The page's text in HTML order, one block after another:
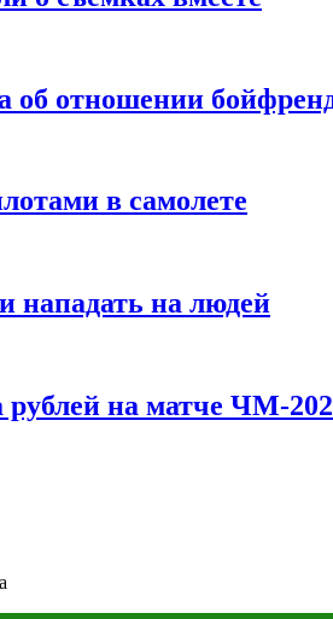
об отношении
в самолете
нападать на людей
рублей на матче ЧМ-